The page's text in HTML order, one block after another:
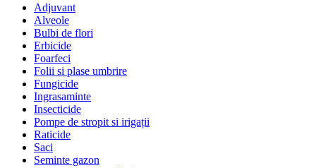
Adjuvant
Alveole
Bulbi de flori
Erbicide
Foarfeci
Folii si plase umbrire
Fungicide
Ingrasaminte
Insecticide
Pompe de stropit si irigații
Raticide
Saci
Seminte gazon